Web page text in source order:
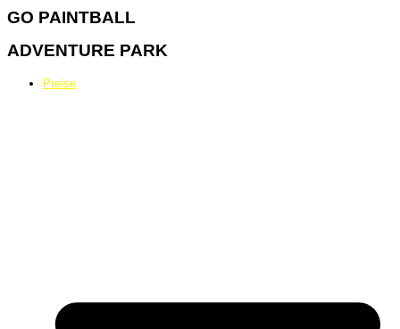
GO PAINTBALL
ADVENTURE PARK
Preise